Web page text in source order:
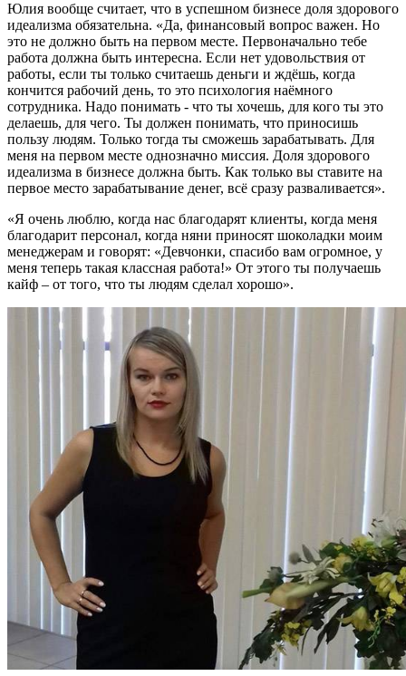
Юлия вообще считает, что в успешном бизнесе доля здорового
идеализма обязательна. «Да, финансовый вопрос важен. Но
это не должно быть на первом месте. Первоначально тебе
работа должна быть интересна. Если нет удовольствия от
работы, если ты только считаешь деньги и ждёшь, когда
кончится рабочий день, то это психология наёмного
сотрудника. Надо понимать - что ты хочешь, для кого ты это
делаешь, для чего. Ты должен понимать, что приносишь
пользу людям. Только тогда ты сможешь зарабатывать. Для
меня на первом месте однозначно миссия. Доля здорового
идеализма в бизнесе должна быть. Как только вы ставите на
первое место зарабатывание денег, всё сразу разваливается».
«Я очень люблю, когда нас благодарят клиенты, когда меня
благодарит персонал, когда няни приносят шоколадки моим
менеджерам и говорят: «Девчонки, спасибо вам огромное, у
меня теперь такая классная работа!» От этого ты получаешь
кайф – от того, что ты людям сделал хорошо».